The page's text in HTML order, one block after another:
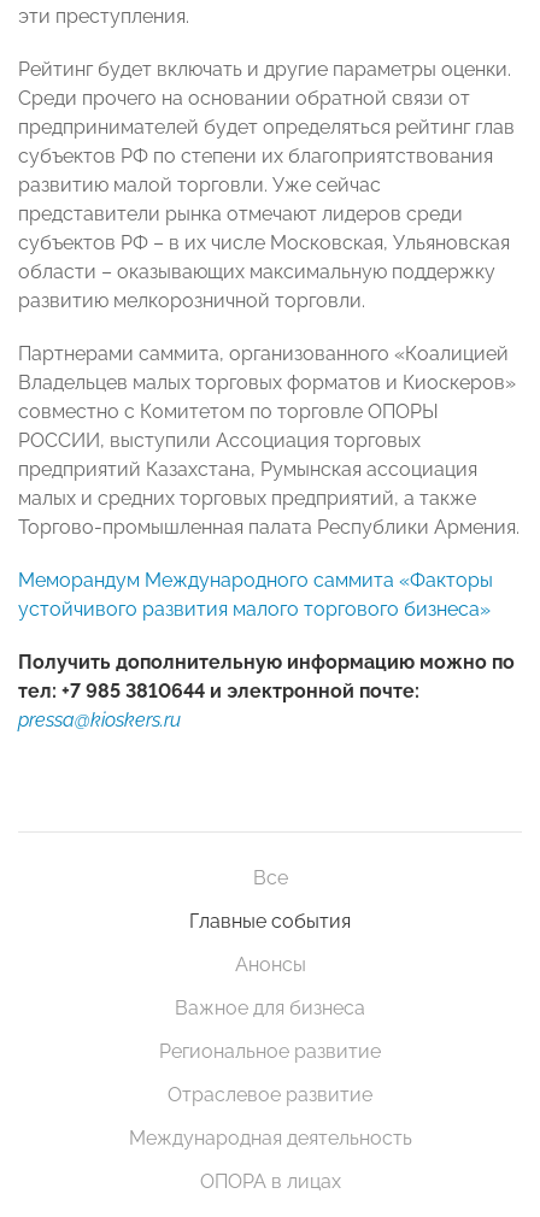
эти преступления.
Рейтинг будет включать и другие параметры оценки.
Среди прочего на основании обратной связи от
предпринимателей будет определяться рейтинг глав
субъектов РФ по степени их благоприятствования
развитию малой торговли. Уже сейчас
представители рынка отмечают лидеров среди
субъектов РФ – в их числе Московская, Ульяновская
области – оказывающих максимальную поддержку
развитию мелкорозничной торговли.
Партнерами саммита, организованного «Коалицией
Владельцев малых торговых форматов и Киоскеров»
совместно с Комитетом по торговле ОПОРЫ
РОССИИ, выступили Ассоциация торговых
предприятий Казахстана, Румынская ассоциация
малых и средних торговых предприятий, а также
Торгово-промышленная палата Республики Армения.
Меморандум Международного саммита «Факторы
устойчивого развития малого торгового бизнеса»
Получить дополнительную информацию можно по
тел: +7 985 3810644 и электронной почте:
pressa@kioskers.ru
Все
Главные события
Анонсы
Важное для бизнеса
Региональное развитие
Отраслевое развитие
Международная деятельность
ОПОРА в лицах